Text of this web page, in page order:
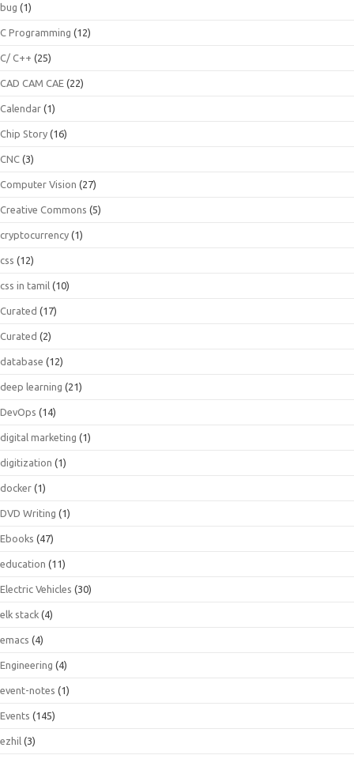
bug (1)
C Programming (12)
C/ C++ (25)
CAD CAM CAE (22)
Calendar (1)
Chip Story (16)
CNC (3)
Computer Vision (27)
Creative Commons (5)
cryptocurrency (1)
css (12)
css in tamil (10)
Curated (17)
Curated (2)
database (12)
deep learning (21)
DevOps (14)
digital marketing (1)
digitization (1)
docker (1)
DVD Writing (1)
Ebooks (47)
education (11)
Electric Vehicles (30)
elk stack (4)
emacs (4)
Engineering (4)
event-notes (1)
Events (145)
ezhil (3)